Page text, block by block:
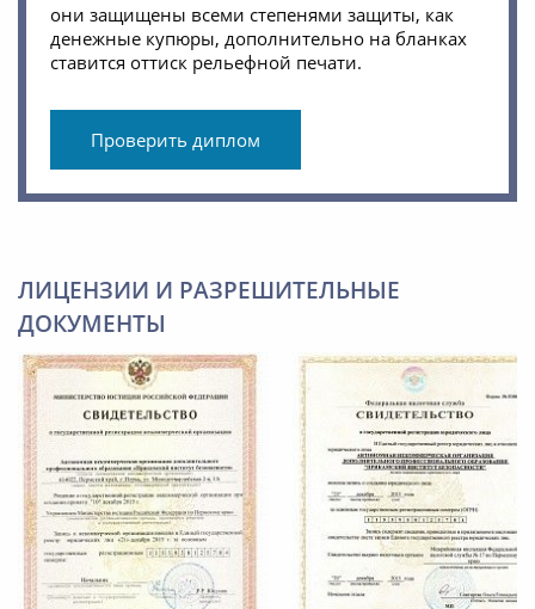
они защищены всеми степенями защиты, как
денежные купюры, дополнительно на бланках
ставится оттиск рельефной печати.
Проверить диплом
ЛИЦЕНЗИИ И РАЗРЕШИТЕЛЬНЫЕ
ДОКУМЕНТЫ